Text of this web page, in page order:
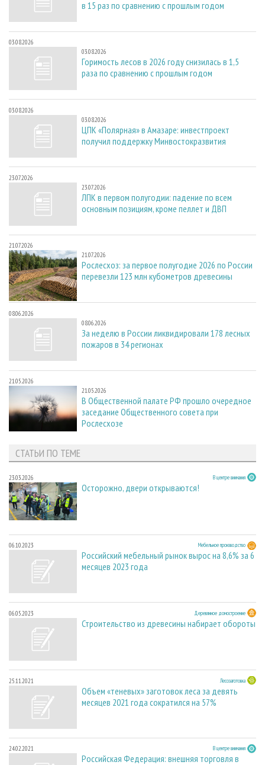
в 15 раз по сравнению с прошлым годом
03.08.2026
03.08.2026
Горимость лесов в 2026 году снизилась в 1,5
раза по сравнению с прошлым годом
03.08.2026
03.08.2026
ЦПК «Полярная» в Амазаре: инвестпроект
получил поддержку Минвостокразвития
23.07.2026
23.07.2026
ЛПК в первом полугодии: падение по всем
основным позициям, кроме пеллет и ДВП
21.07.2026
21.07.2026
Рослесхоз: за первое полугодие 2026 по России
перевезли 123 млн кубометров древесины
08.06.2026
08.06.2026
За неделю в России ликвидировали 178 лесных
пожаров в 34 регионах
21.05.2026
21.05.2026
В Общественной палате РФ прошло очередное
заседание Общественного совета при
Рослесхозе
СТАТЬИ ПО ТЕМЕ
23.03.2026 В центре внимания
Осторожно, двери открываются!
06.10.2023 Мебельное производство
Российский мебельный рынок вырос на 8,6% за 6
месяцев 2023 года
06.05.2023 Деревянное домостроение
Строительство из древесины набирает обороты
25.11.2021 Лесозаготовка
Объем «теневых» заготовок леса за девять
месяцев 2021 года сократился на 57%
24.02.2021 В центре внимания
Российская Федерация: внешняя торговля в